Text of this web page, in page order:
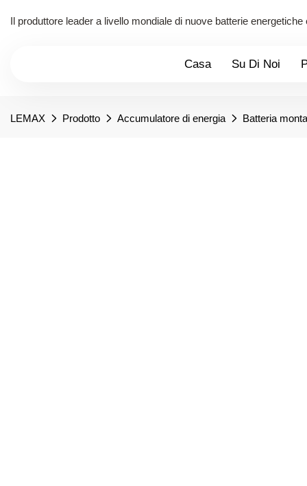
Il produttore leader a livello mondiale di nuove batterie
Casa Su Di Noi
LEMAX Prodotto Accumulatore di energia Batteria